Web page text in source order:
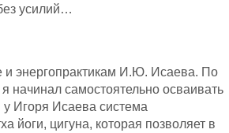
усилий…
и энергопрактикам И.Ю. Исаева. По
начинал самостоятельно осваивать
Игоря Исаева система
йоги, цигуна, которая позволяет в